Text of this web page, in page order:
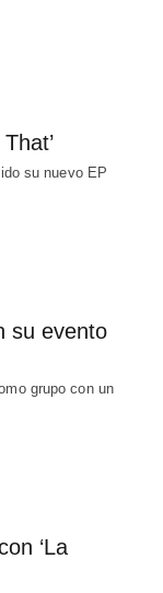
su nuevo EP
su evento
grupo con un
‘La